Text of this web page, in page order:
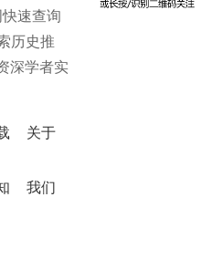
速查询
历史推
深学者实
关于
我们